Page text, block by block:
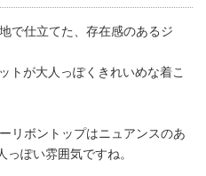
で仕立てた、存在感のあるジ
トが大人っぽくきれいめな着こ
リボントップはニュアンスのあ
ぽい雰囲気ですね。